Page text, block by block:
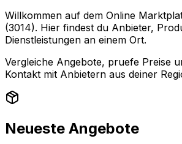
Willkommen auf dem Online
(3014). Hier findest du Anbieter,
Dienstleistungen an einem Ort.
Vergleiche Angebote, pruefe Preise
Kontakt mit Anbietern aus deiner
Neueste Angebote